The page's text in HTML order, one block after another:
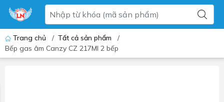
Trang chủ / Tất cả sản phẩm
/
Bếp gas âm Canzy CZ 217MI 2 bếp